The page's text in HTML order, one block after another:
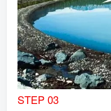
STEP 03